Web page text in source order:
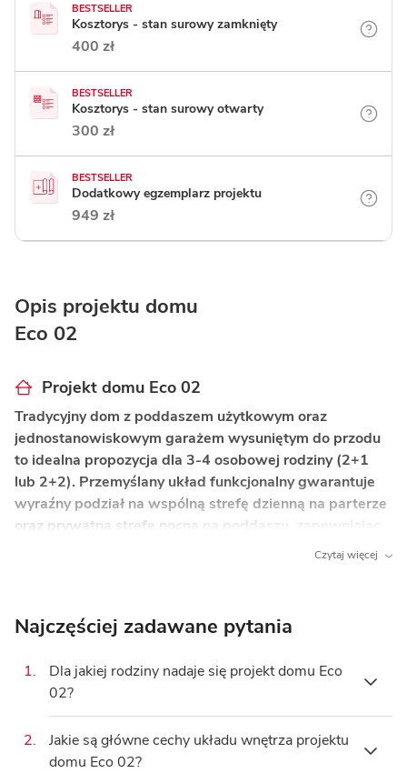
BESTSELLER
Kosztorys - stan surowy zamknięty
400 zł
BESTSELLER
Kosztorys - stan surowy otwarty
300 zł
BESTSELLER
Dodatkowy egzemplarz projektu
949 zł
Opis projektu domu
Eco 02
Projekt domu Eco 02
Tradycyjny dom z poddaszem użytkowym oraz
jednostanowiskowym garażem wysuniętym do przodu
to idealna propozycja dla 3-4 osobowej rodziny (2+1
lub 2+2). Przemyślany układ funkcjonalny gwarantuje
wyraźny podział na wspólną strefę dzienną na parterze
oraz prywatną strefę nocną na poddaszu, zapewniając
Jasny pokój dzienny z kominkiem:Przestronna
strefa wypoczynkowa z bezpośrednim wyjściem
na taras stanowi serce domu, a kominek buduje
przytulną atmosferę podczas chłodniejszych
Otwarta kuchnia ze spiżarnią:Połączenie kuchni
z salonem sprzyja integracji domowników,
Czytaj więcej
Najczęściej zadawane pytania
1.
Dla jakiej rodziny nadaje się projekt domu Eco
02?
Projekt domuEco 02jest idealną propozycją dla
rodziny3-4 osobowej
2.
Jakie są główne cechy układu wnętrza projektu
domu Eco 02?